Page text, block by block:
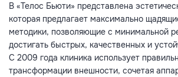
В «Телос Бьюти» представлена
которая предлагает максимально
методики, позволяющие с минимальной
достигать быстрых, качественных и
С 2009 года клиника использует
трансформации внешности, сочетая